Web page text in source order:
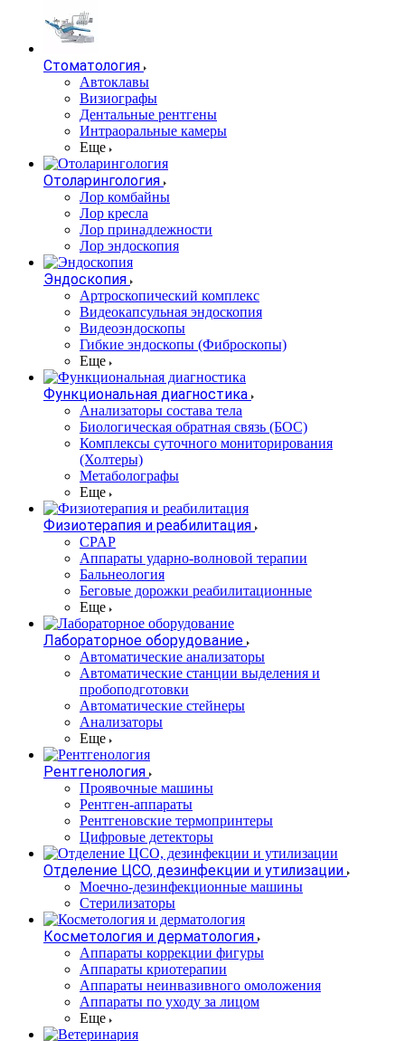
Стоматология
Автоклавы
Визиографы
Дентальные рентгены
Интраоральные камеры
Еще
Отоларингология
Лор комбайны
Лор кресла
Лор принадлежности
Лор эндоскопия
Эндоскопия
Артроскопический комплекс
Видеокапсульная эндоскопия
Видеоэндоскопы
Гибкие эндоскопы (Фиброcкопы)
Еще
Функциональная диагностика
Анализаторы состава тела
Биологическая обратная связь (БОС)
Комплексы суточного мониторирования
(Холтеры)
Метаболографы
Еще
Физиотерапия и реабилитация
CPAP
Аппараты ударно-волновой терапии
Бальнеология
Беговые дорожки реабилитационные
Еще
Лабораторное оборудование
Автоматические анализаторы
Автоматические станции выделения и
пробоподготовки
Автоматические стейнеры
Анализаторы
Еще
Рентгенология
Проявочные машины
Рентген-аппараты
Рентгеновские термопринтеры
Цифровые детекторы
Отделение ЦСО, дезинфекции и утилизации
Моечно-дезинфекционные машины
Стерилизаторы
Косметология и дерматология
Аппараты коррекции фигуры
Аппараты криотерапии
Аппараты неинвазивного омоложения
Аппараты по уходу за лицом
Еще